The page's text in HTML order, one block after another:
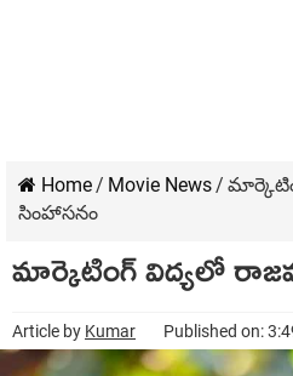
Home/ Movie News/
సింహాసనం
మార్కెటింగ్ విద్యలో
Article by Kumar Published on: